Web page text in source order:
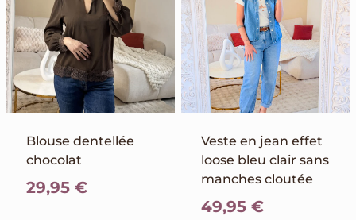
Blouse dentellée
chocolat
29,95 €
Veste en jean effet
loose bleu clair sans
manches cloutée
49,95 €